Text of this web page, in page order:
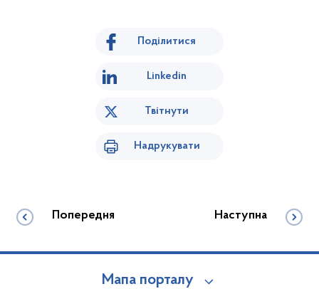
Поділитися
Linkedin
Твітнути
Надрукувати
Попередня Наступна
Мапа порталу